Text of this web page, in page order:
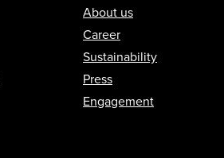
About us
Career
Sustainability
Press
Engagement